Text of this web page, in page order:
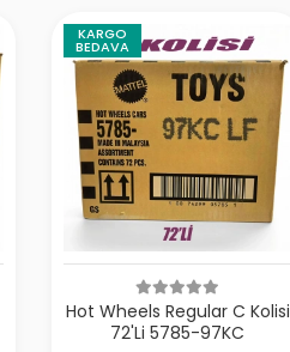
KARGO
BEDAVA
Hot Wheels Regular C Kolisi
72'Li 5785-97KC